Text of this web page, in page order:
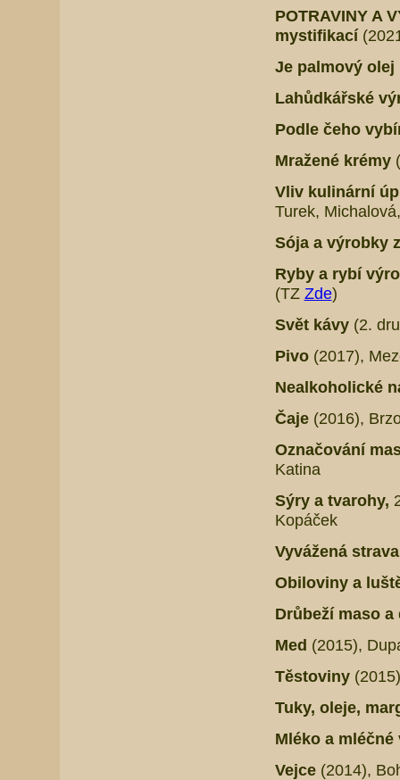
POTRAVINY A
mystifikací
Je palmový
Lahůdkářské
Podle čeho
Mražené krémy
Vliv kulinární
Turek,
Sója a výrobky
Ryby a rybí
(TZ Zde)
Svět kávy(2.
Pivo (2017),
Nealkoholické
Čaje(2016),
Označování
Katina
Sýry a tvarohy,
Kopáček
Vyvážená
Obiloviny a
Drůbeží maso
Med (2015),
Těstoviny
Tuky, oleje,
Mléko a
Vejce (2014),